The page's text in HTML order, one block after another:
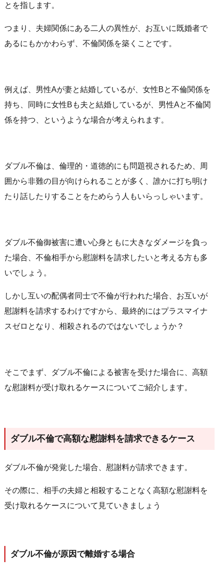
とを指します。
つまり、夫婦関係にある二人の異性が、お互いに既婚者で
あるにもかかわらず、不倫関係を築くことです。
例えば、男性Aが妻と結婚しているが、女性Bと不倫関係を
持ち、同時に女性Bも夫と結婚しているが、男性Aと不倫関
係を持つ、というような場合が考えられます。
ダブル不倫は、倫理的・道徳的にも問題視されるため、周
囲から非難の目が向けられることが多く、誰かに打ち明け
たり話したりすることをためらう人もいらっしゃいます。
ダブル不倫御被害に遭い心身ともに大きなダメージを負っ
た場合、不倫相手から慰謝料を請求したいと考える方も多
いでしょう。
しかし互いの配偶者同士で不倫が行われた場合、お互いが
慰謝料を請求するわけですから、最終的にはプラスマイナ
スゼロとなり、相殺されるのではないでしょうか？
そこでまず、ダブル不倫による被害を受けた場合に、高額
な慰謝料が受け取れるケースについてご紹介します。
ダブル不倫で高額な慰謝料を請求できるケース
ダブル不倫が発覚した場合、慰謝料が請求できます。
その際に、相手の夫婦と相殺することなく高額な慰謝料を
受け取れるケースについて見ていきましょう
ダブル不倫が原因で離婚する場合